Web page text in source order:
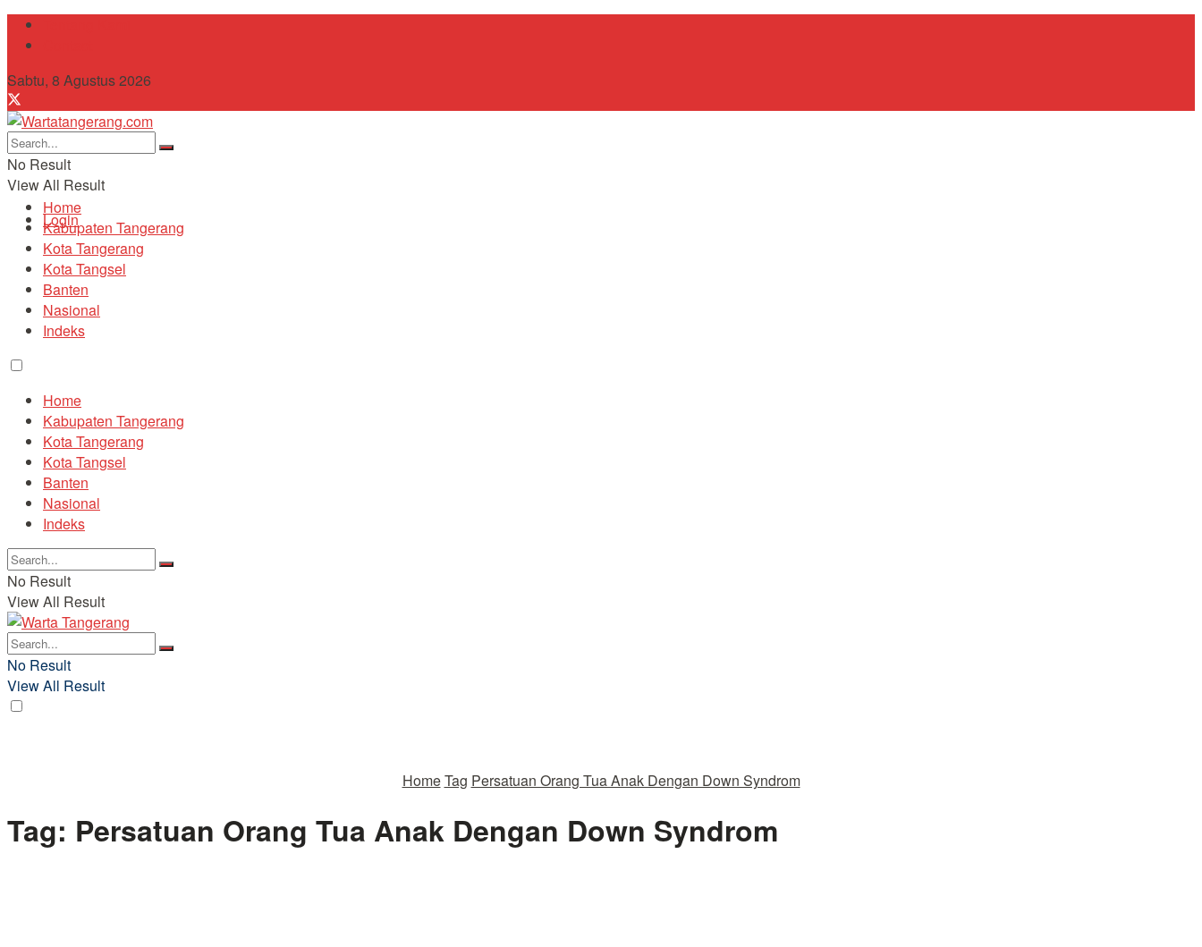
Sabtu, 8 Agustus 2026
No Result
View All Result
Login
Home
Kabupaten Tangerang
Kota Tangerang
Kota Tangsel
Banten
Nasional
Indeks
Home
Kabupaten Tangerang
Kota Tangerang
Kota Tangsel
Banten
Nasional
Indeks
No Result
View All Result
No Result
View All Result
HomeTag Persatuan Orang Tua Anak Dengan Down Syndrom
Tag: Persatuan Orang Tua Anak Dengan Down Syndrom